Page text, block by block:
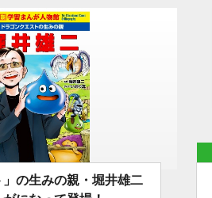
」の生みの親・堀井雄二